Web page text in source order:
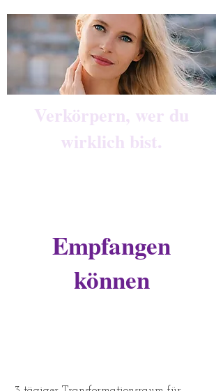
Verkörpern, wer du
wirklich bist.
Empfangen
können